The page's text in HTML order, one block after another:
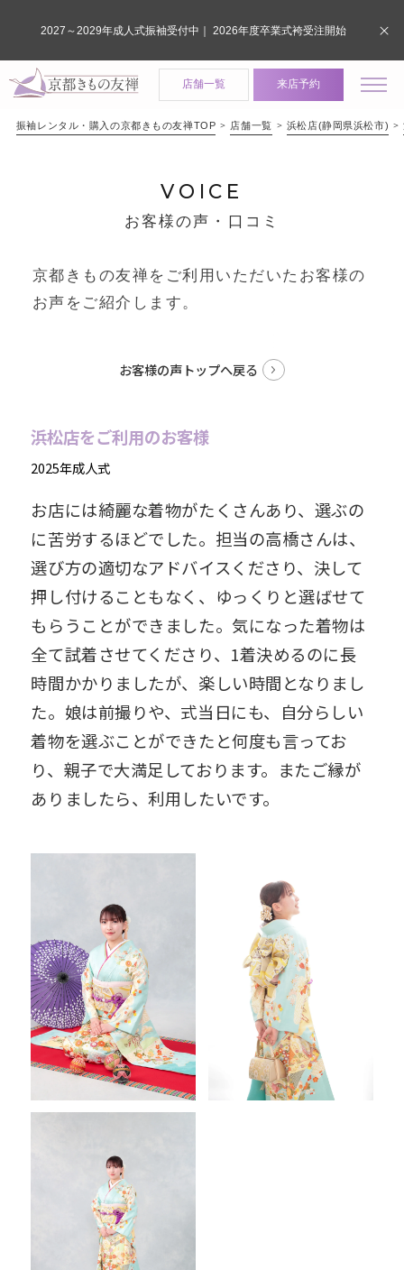
店舗一覧 来店予約
振袖レンタル・購入の京都きもの友禅TOP 店舗一覧 浜松店(静岡県浜松市)
VOICE
お客様の声・口コミ
京都きもの友禅をご利用いただいたお客様の
お声をご紹介します。
お客様の声トップへ戻る
浜松店をご利用のお客様
2025年成人式
お店には綺麗な着物がたくさんあり、選ぶの
に苦労するほどでした。担当の高橋さんは、
選び方の適切なアドバイスくださり、決して
押し付けることもなく、ゆっくりと選ばせて
もらうことができました。気になった着物は
全て試着させてくださり、1着決めるのに長
時間かかりましたが、楽しい時間となりまし
た。娘は前撮りや、式当日にも、自分らしい
着物を選ぶことができたと何度も言ってお
り、親子で大満足しております。またご縁が
ありましたら、利用したいです。
2027～2029年成人式振袖受付中｜ 2026年度卒業式袴受注開始